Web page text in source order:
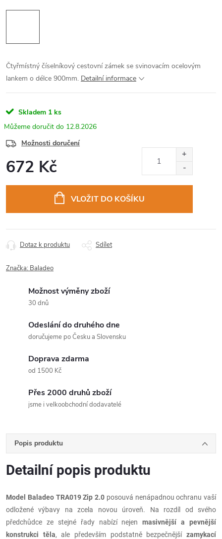
Čtyřmístný číselníkový cestovní zámek se svinovacím ocelovým
lankem o délce 900mm. Detailní informace
Skladem 1 ks
12.8.2026
Možnosti doručení
672 Kč
VLOŽIT DO KOŠÍKU
Dotaz k produktu Sdílet
Značka: Baladeo
Možnost výměny zboží
30 dnů
Odeslání do druhého dne
doručujeme po Česku a Slovensku
Doprava zdarma
od 1500 Kč
Přes 2000 druhů zboží
jsme i velkoobchodní dodavatelé
Popis produktu
Detailní popis produktu
Model Baladeo TRA019 Zip 2.0 posouvá nenápadnou ochranu vaší
odložené výbavy na zcela novou úroveň. Na rozdíl od svého
předchůdce ze stejné řady nabízí nejenmasivnější a pevnější
konstrukci těla, ale především podstatně bezpečnějšízamykací